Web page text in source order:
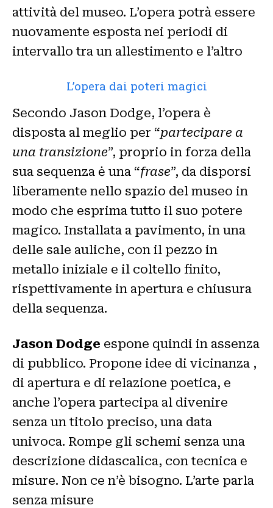
attività del museo. L’opera potrà essere
nuovamente esposta nei periodi di
intervallo tra un allestimento e l’altro
L’opera dai poteri magici
Secondo Jason Dodge, l’opera è
disposta al meglio per “partecipare a
una transizione”, proprio in forza della
sua sequenza ė una “frase”, da disporsi
liberamente nello spazio del museo in
modo che esprima tutto il suo potere
magico. Installata a pavimento, in una
delle sale auliche, con il pezzo in
metallo iniziale e il coltello finito,
rispettivamente in apertura e chiusura
della sequenza.
Jason Dodge espone quindi in assenza
di pubblico. Propone idee di vicinanza ,
di apertura e di relazione poetica, e
anche l’opera partecipa al divenire
senza un titolo preciso, una data
univoca. Rompe gli schemi senza una
descrizione didascalica, con tecnica e
misure. Non ce n’è bisogno. L’arte parla
senza misure